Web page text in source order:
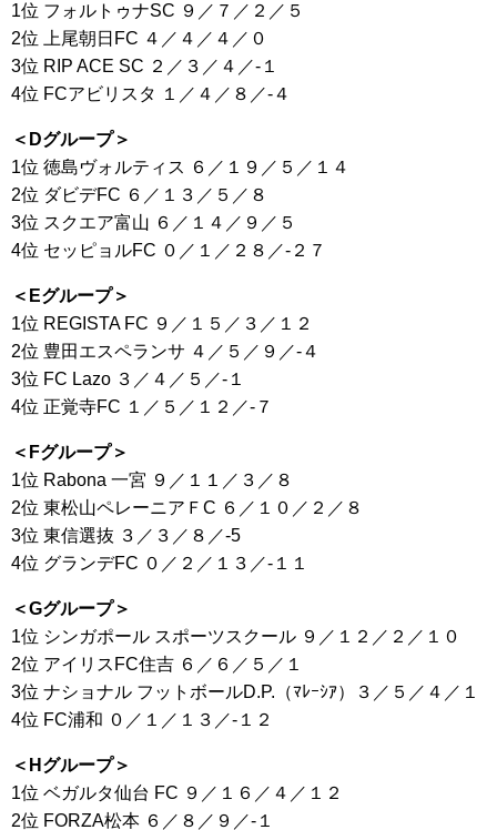
1位 フォルトゥナSC ９／７／２／５
2位 上尾朝日FC ４／４／４／０
3位 RIP ACE SC ２／３／４／-１
4位 FCアビリスタ １／４／８／-４
＜Dグループ＞
1位 徳島ヴォルティス ６／１９／５／１４
2位 ダビデFC ６／１３／５／８
3位 スクエア富山 ６／１４／９／５
4位 セッピョルFC ０／１／２８／-２７
＜Eグループ＞
1位 REGISTA FC ９／１５／３／１２
2位 豊田エスペランサ ４／５／９／-４
3位 FC Lazo ３／４／５／-１
4位 正覚寺FC １／５／１２／-７
＜Fグループ＞
1位 Rabona 一宮 ９／１１／３／８
2位 東松山ペレーニアＦC ６／１０／２／８
3位 東信選抜 ３／３／８／-5
4位 グランデFC ０／２／１３／-１１
＜Gグループ＞
1位 シンガポール スポーツスクール ９／１２／２／１０
2位 アイリスFC住吉 ６／６／５／１
3位 ナショナル フットボールD.P.（ﾏﾚｰｼｱ）３／５／４／１
4位 FC浦和 ０／１／１３／-１２
＜Hグループ＞
1位 ベガルタ仙台 FC ９／１６／４／１２
2位 FORZA松本 ６／８／９／-１